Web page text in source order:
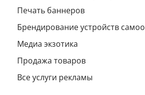
Печать баннеров
Брендирование устройств
Медиа экзотика
Продажа товаров
Все услуги рекламы